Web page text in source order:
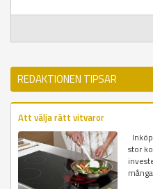
REDAKTIONEN TIPSAR
Att välja rätt vitvaror
stor